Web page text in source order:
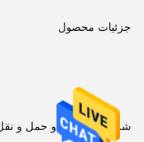
جزئیات محصول
شرایط پرداخت و حمل و